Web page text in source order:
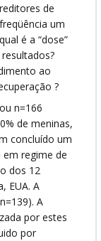
de
um
é a “dose”
ao
?
n=166
de meninas,
concluído um
regime de
dos 12
EUA. A
A
por estes
por